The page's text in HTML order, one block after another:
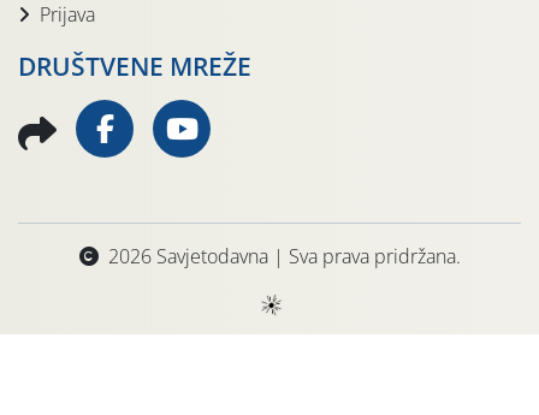
Prijava
DRUŠTVENE MREŽE
2026 Savjetodavna | Sva prava pridržana.